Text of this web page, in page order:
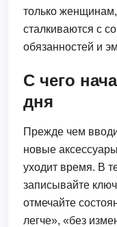
только
сталкиваются с
обязанностей и
С чего
дня
Прежде чем
новые
уходит время. В
записывайте
отмечайте
легче», «без